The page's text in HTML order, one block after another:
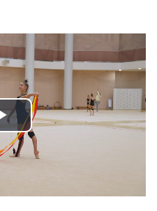
Play
Video